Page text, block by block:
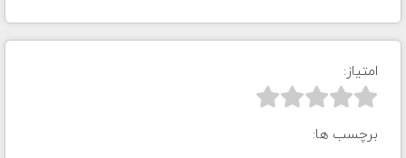
امتیاز:



برچسب ها: